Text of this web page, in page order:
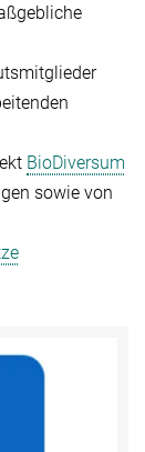
BioDiversum
sowie von